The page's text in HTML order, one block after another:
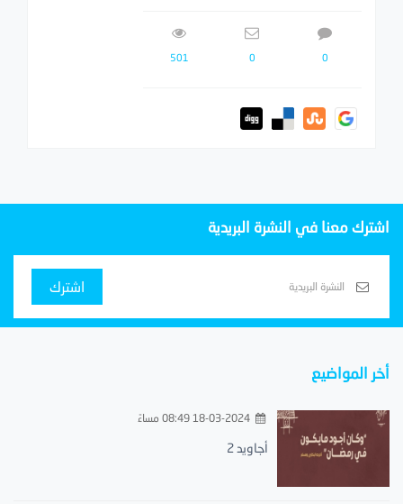
0
0
501
اشترك معنا في النشرة البريدية
اشترك
أخر المواضيع
18-03-2024 08:49 مساءً
أجاويد 2